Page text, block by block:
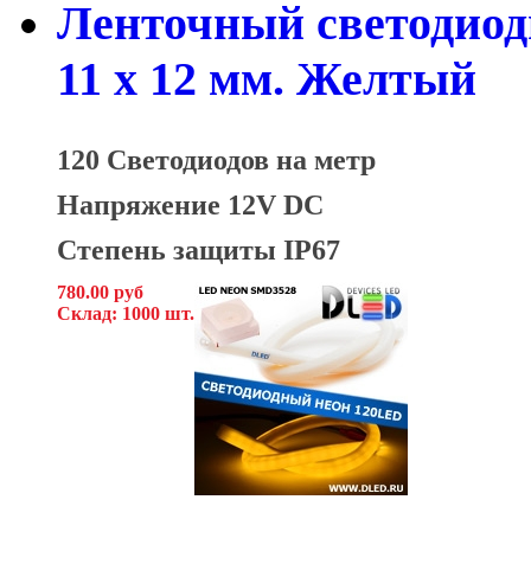
Ленточный
11 x 12 мм. Желтый
120 Светодиодов на метр
Напряжение 12V DC
Степень защиты IP67
780.00 руб
Склад: 1000 шт.